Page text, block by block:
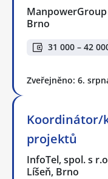
Brno
31 000 – 42
Zveřejněno: 6.
Koordinátor/
projektů
InfoTel, spol. s
Líšeň, Brno